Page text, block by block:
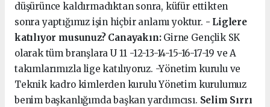
düşürünce kaldırmadıktan sonra, küfür ettikten
sonra yaptığımız işin hiçbir anlamı yoktur. - Liglere
katılıyor musunuz? Canayakın:Girne Gençlik SK
olarak tüm branşlara U 11 -12-13-14-15-16-17-19 ve A
takımlarımızla lige katılıyoruz. -Yönetim kurulu ve
Teknik kadro kimlerden kurulu Yönetim kurulumuz
benim başkanlığımda başkan yardımcısı. Selim Sırrı